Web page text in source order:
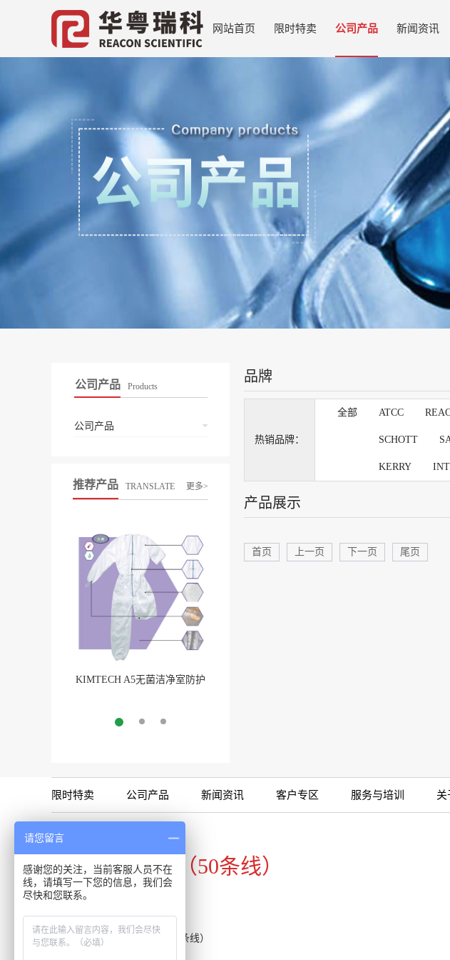
网站首页 限时特卖 公司产品 新闻资讯
公司产品 Products
公司产品
推荐产品 TRANSLATE 更多>
KIMTECH A5无菌洁净室防护
品牌
热销品牌：
全部 ATCC
SCHOTT
KERRY
产品展示
首页 上一页 下一页 尾页
限时特卖 公司产品 新闻资讯 客户专区 服务与培训 关
咨询专线
020-34821111（50条线）
客服热线：020-34821111（50条线）
请您留言
感谢您的关注，当前客服人员不在
线，请填写一下您的信息，我们会
尽快和您联系。